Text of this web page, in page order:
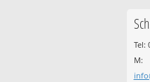
Tel:
M: